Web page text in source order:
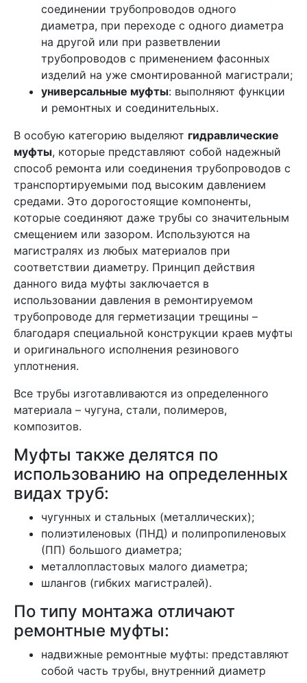
соединении трубопроводов одного
диаметра, при переходе с одного диаметра
на другой или при разветвлении
трубопроводов с применением фасонных
изделий на уже смонтированной магистрали;
универсальные муфты: выполняют функции
и ремонтных и соединительных.
В особую категорию выделяют гидравлические
муфты, которые представляют собой надежный
способ ремонта или соединения трубопроводов с
транспортируемыми под высоким давлением
средами. Это дорогостоящие компоненты,
которые соединяют даже трубы со значительным
смещением или зазором. Используются на
магистралях из любых материалов при
соответствии диаметру. Принцип действия
данного вида муфты заключается в
использовании давления в ремонтируемом
трубопроводе для герметизации трещины –
благодаря специальной конструкции краев муфты
и оригинального исполнения резинового
уплотнения.
Все трубы изготавливаются из определенного
материала – чугуна, стали, полимеров,
композитов.
Муфты также делятся по
использованию на определенных
видах труб:
чугунных и стальных (металлических);
полиэтиленовых (ПНД) и полипропиленовых
(ПП) большого диаметра;
металлопластовых малого диаметра;
шлангов (гибких магистралей).
По типу монтажа отличают
ремонтные муфты:
надвижные ремонтные муфты: представляют
собой часть трубы, внутренний диаметр